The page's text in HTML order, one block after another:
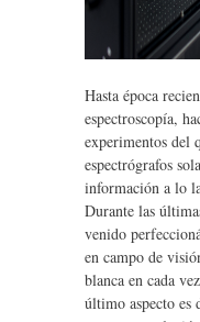
Hasta época
espectroscopía,
experimentos del
espectrógrafos
información a lo
Durante las
venido
en campo de
blanca en cada
último aspecto es